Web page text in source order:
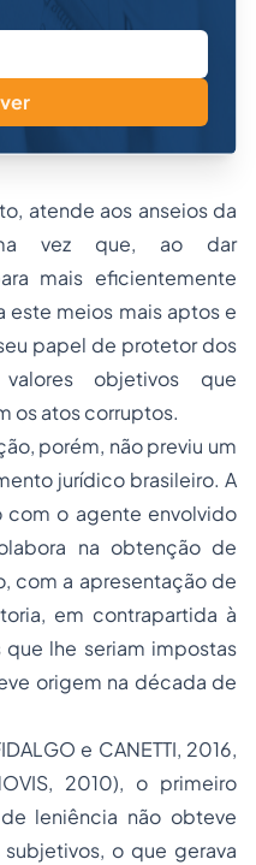
atende aos anseios da
vez que, ao dar
mais eficientemente
este meios mais aptos e
papel de protetor dos
objetivos que
os atos corruptos.
porém, não previu um
jurídico brasileiro. A
com o agente envolvido
na obtenção de
com a apresentação de
em contrapartida à
lhe seriam impostas
origem na década de
e CANETTI, 2016,
2010), o primeiro
leniência não obteve
o que gerava